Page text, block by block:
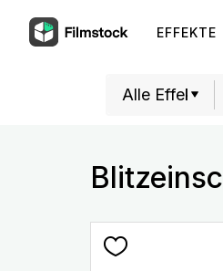
EFFEKTE